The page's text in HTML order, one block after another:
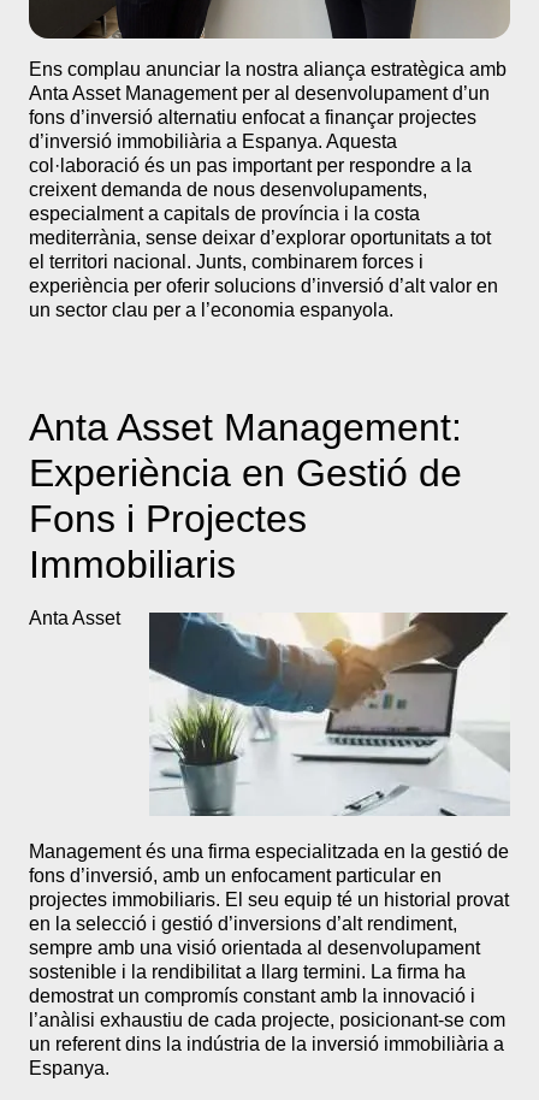
Management - TQ ALTERNATIVE INVESTMENTS
Ens complau anunciar la nostra aliança estratègica amb
Anta Asset Management per al desenvolupament d’un
fons d’inversió alternatiu enfocat a finançar projectes
d’inversió immobiliària a Espanya. Aquesta
col·laboració és un pas important per respondre a la
creixent demanda de nous desenvolupaments,
especialment a capitals de província i la costa
mediterrània, sense deixar d’explorar oportunitats a tot
el territori nacional. Junts, combinarem forces i
experiència per oferir solucions d’inversió d’alt valor en
un sector clau per a l’economia espanyola.
Anta Asset Management:
Experiència en Gestió de
Fons i Projectes
Immobiliaris
Anta Asset
Management és una firma especialitzada en la gestió de
fons d’inversió, amb un enfocament particular en
projectes immobiliaris. El seu equip té un historial provat
en la selecció i gestió d’inversions d’alt rendiment,
sempre amb una visió orientada al desenvolupament
sostenible i la rendibilitat a llarg termini. La firma ha
demostrat un compromís constant amb la innovació i
l’anàlisi exhaustiu de cada projecte, posicionant-se com
un referent dins la indústria de la inversió immobiliària a
Espanya.